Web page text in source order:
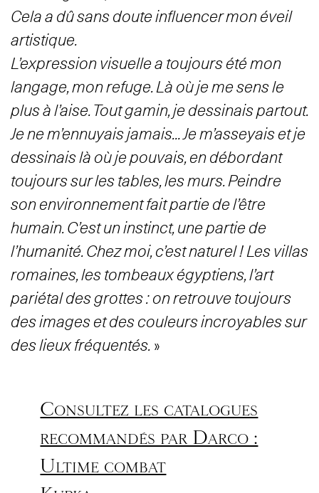
Cela a dû sans doute influencer mon éveil
artistique.
L’expression visuelle a toujours été mon
langage, mon refuge. Là où je me sens le
plus à l’aise. Tout gamin, je dessinais partout.
Je ne m’ennuyais jamais… Je m’asseyais et je
dessinais là où je pouvais, en débordant
toujours sur les tables, les murs. Peindre
son environnement fait partie de l’être
humain. C’est un instinct, une partie de
l’humanité. Chez moi, c’est naturel ! Les villas
romaines, les tombeaux égyptiens, l’art
pariétal des grottes : on retrouve toujours
des images et des couleurs incroyables sur
des lieux fréquentés. »
Consultez les catalogues
recommandés par Darco :
Ultime combat